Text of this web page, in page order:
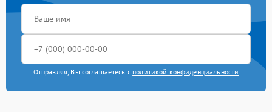
Отправляя, Вы соглашаетесь с политикой конфиденциальности